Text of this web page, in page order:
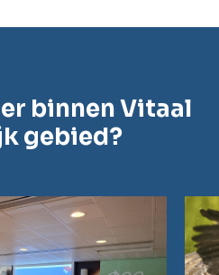
binnen Vitaal
gebied?